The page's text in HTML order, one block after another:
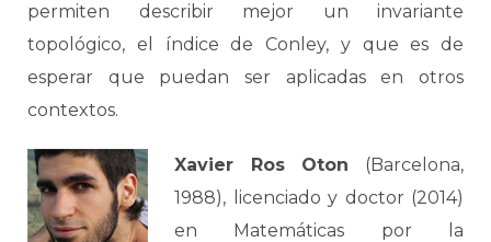
permiten describir mejor un invariante
topológico, el índice de Conley, y que es de
esperar que puedan ser aplicadas en otros
contextos.
Xavier Ros Oton (Barcelona,
1988), licenciado y doctor (2014)
en Matemáticas por la